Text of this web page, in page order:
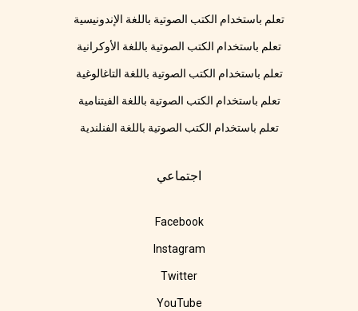
تعلم باستخدام الكتب الصوتية باللغة الإندونيسية
تعلم باستخدام الكتب الصوتية باللغة الأوكرانية
تعلم باستخدام الكتب الصوتية باللغة التاغالوغية
تعلم باستخدام الكتب الصوتية باللغة الفيتنامية
تعلم باستخدام الكتب الصوتية باللغة الفنلندية
اجتماعي
Facebook
Instagram
Twitter
YouTube